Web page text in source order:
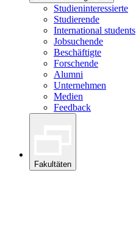
Studieninteressierte
Studierende
International students
Jobsuchende
Beschäftigte
Forschende
Alumni
Unternehmen
Medien
Feedback
Fakultäten